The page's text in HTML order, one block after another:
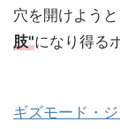
穴を開けようと
肢"になり得る
ギズモード・